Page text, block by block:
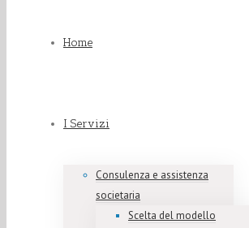
Home
I Servizi
Consulenza e assistenza
societaria
Scelta del modello